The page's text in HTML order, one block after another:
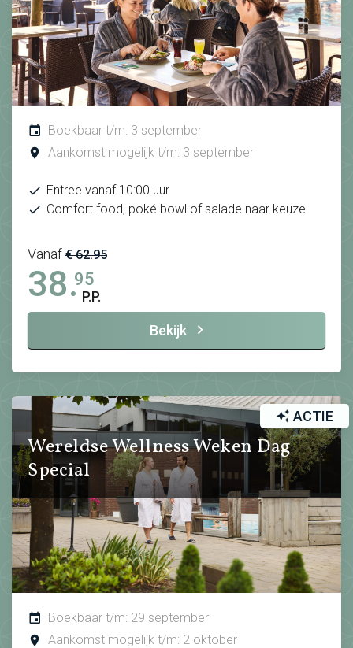
Boekbaar t/m: 3 september
Aankomst mogelijk t/m: 3 september
Entree vanaf 10:00 uur
Comfort food, poké bowl of salade naar keuze
Vanaf € 62.95
38.95
P.P.
Bekijk
Wereldse Wellness Weken Dag
Special
ACTIE
Boekbaar t/m: 29 september
Aankomst mogelijk t/m: 2 oktober